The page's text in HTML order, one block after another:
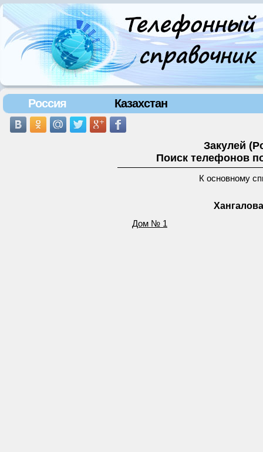
Россия Казахстан
Закулей
Поиск телефонов
К основному
Дом № 1